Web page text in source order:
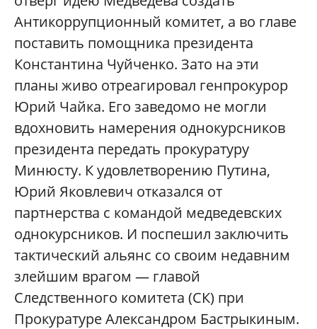
Антикоррупционный комитет, а во главе
поставить помощника президента
Константина Чуйченко. Зато на эти
планы живо отреагировал генпрокурор
Юрий Чайка. Его заведомо не могли
вдохновить намерения однокурсников
президента передать прокуратуру
Минюсту. К удовлетворению Путина,
Юрий Яковлевич отказался от
партнерства с командой медведевских
однокурсников. И поспешил заключить
тактический альянс со своим недавним
злейшим врагом — главой
Следственного комитета (СК) при
Прокуратуре Александром Бастрыкиным.